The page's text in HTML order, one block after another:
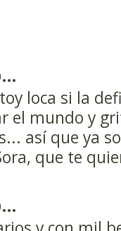
loca si la
el mundo y
así que ya
que te